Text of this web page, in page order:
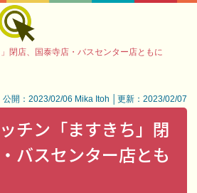
閉店、国泰寺店・バスセンター店ともに
公開：2023/02/06 Mika Itoh │更新：2023/02/07
チン「ますきち」閉
バスセンター店とも